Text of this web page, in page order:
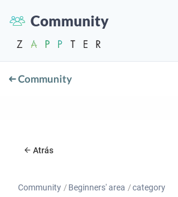
Community
Community
Atrás
Community Beginners' area category